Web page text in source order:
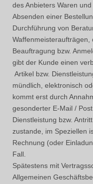
des Anbieters Waren
Absenden einer
Durchführung von
Beauftragung bzw.
gibt der Kunde einen
Artikel bzw.
mündlich, elektronisch
kommt erst durch
gesonderter E-Mail /
Dienstleistung bzw.
zustande, im Speziellen
Rechnung (oder
Fall.
Spätestens mit
Allgemeinen